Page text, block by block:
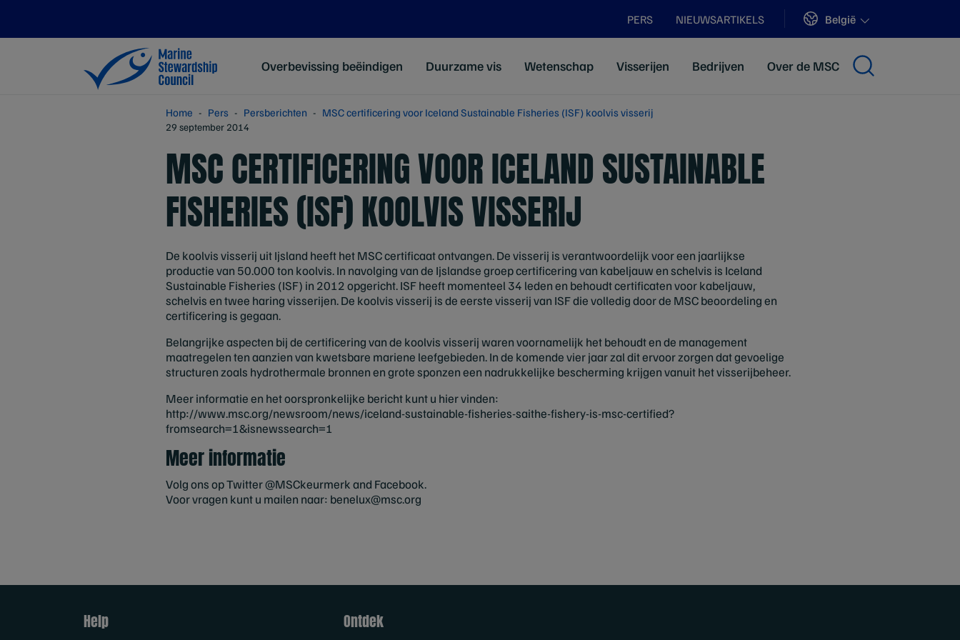
PERS NIEUWSARTIKELS Sites
België
Overbevissing beëindigen Duurzame vis Wetenschap Visserijen Bedrijven Over de MSC
Home Pers Persberichten MSC certificering voor Iceland Sustainable Fisheries (ISF) koolvis visserij
29 september 2014
MSC CERTIFICERING VOOR ICELAND SUSTAINABLE
FISHERIES (ISF) KOOLVIS VISSERIJ
De koolvis visserij uit Ijsland heeft het MSC certificaat ontvangen. De visserij is verantwoordelijk voor een jaarlijkse
productie van 50.000 ton koolvis. In navolging van de Ijslandse groep certificering van kabeljauw en schelvis is Iceland
Sustainable Fisheries (ISF) in 2012 opgericht. ISF heeft momenteel 34 leden en behoudt certificaten voor kabeljauw,
schelvis en twee haring visserijen. De koolvis visserij is de eerste visserij van ISF die volledig door de MSC beoordeling en
certificering is gegaan.
Belangrijke aspecten bij de certificering van de koolvis visserij waren voornamelijk het behoudt en de management
maatregelen ten aanzien van kwetsbare mariene leefgebieden. In de komende vier jaar zal dit ervoor zorgen dat gevoelige
structuren zoals hydrothermale bronnen en grote sponzen een nadrukkelijke bescherming krijgen vanuit het visserijbeheer.
Meer informatie en het oorspronkelijke bericht kunt u hier vinden:
http://www.msc.org/newsroom/news/iceland-sustainable-fisheries-saithe-fishery-is-msc-certified?
fromsearch=1&isnewssearch=1
Meer informatie
Volg ons op Twitter @MSCkeurmerk and Facebook.
Voor vragen kunt u mailen naar: benelux@msc.org
Help Ontdek